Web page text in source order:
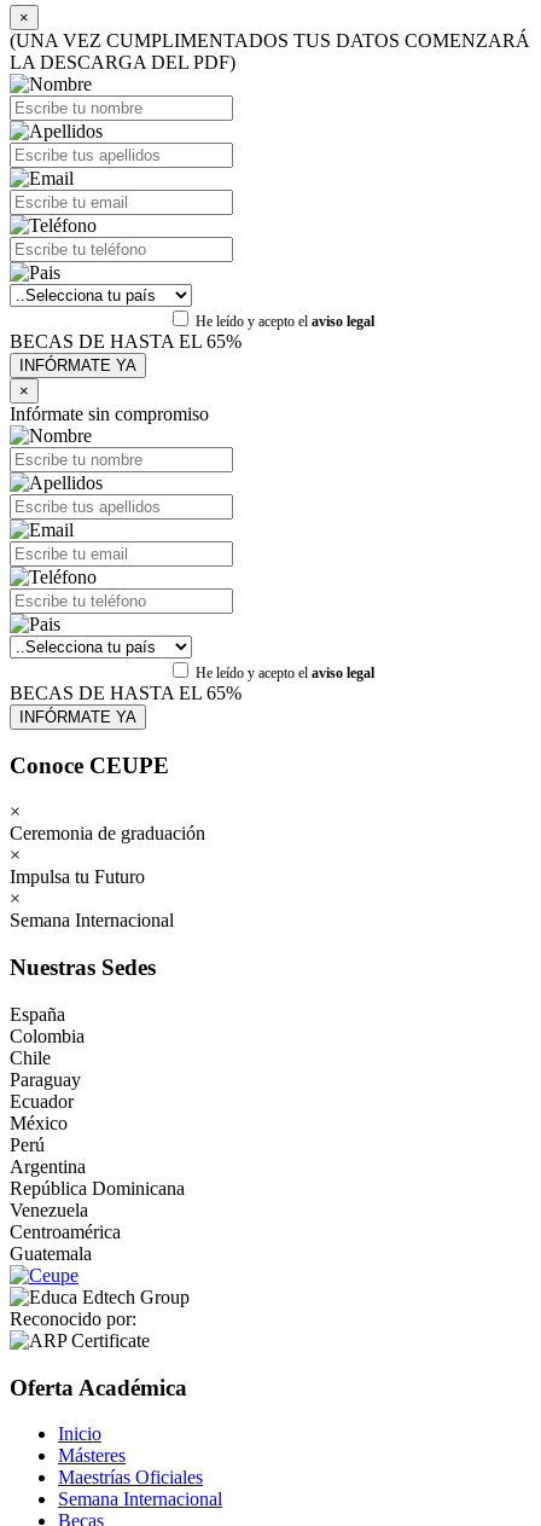
×
(UNA VEZ CUMPLIMENTADOS TUS DATOS COMENZARÁ
LA DESCARGA DEL PDF)
He leído y acepto el aviso legal
BECAS DE HASTA EL 65%
×
Infórmate sin compromiso
He leído y acepto el aviso legal
BECAS DE HASTA EL 65%
Conoce CEUPE
×
Ceremonia de graduación
×
Impulsa tu Futuro
×
Semana Internacional
Nuestras Sedes
España
Colombia
Chile
Paraguay
Ecuador
México
Perú
Argentina
República Dominicana
Venezuela
Centroamérica
Guatemala
Reconocido por:
Oferta Académica
Inicio
Másteres
Maestrías Oficiales
Semana Internacional
Becas